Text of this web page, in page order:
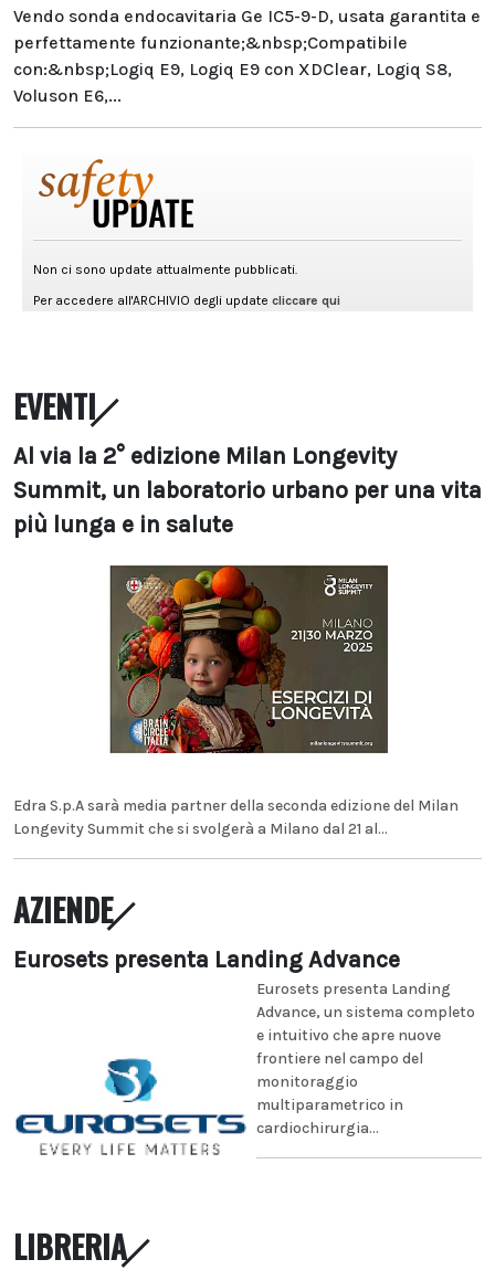
Vendo sonda endocavitaria Ge IC5-9-D, usata garantita e
perfettamente funzionante;&nbsp;Compatibile
con:&nbsp;Logiq E9, Logiq E9 con XDClear, Logiq S8,
Voluson E6,...
EVENTI
Al via la 2° edizione Milan Longevity
Summit, un laboratorio urbano per una vita
più lunga e in salute
Edra S.p.A sarà media partner della seconda edizione del Milan
Longevity Summit che si svolgerà a Milano dal 21 al...
AZIENDE
Eurosets presenta Landing Advance
Eurosets presenta Landing
Advance, un sistema completo
e intuitivo che apre nuove
frontiere nel campo del
monitoraggio
multiparametrico in
cardiochirurgia...
LIBRERIA